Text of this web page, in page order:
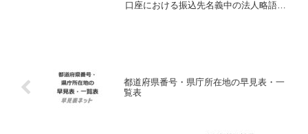
口座における振込先名義中の法人略語を
都道府県番号・県庁所在地の早見表・一
覧表